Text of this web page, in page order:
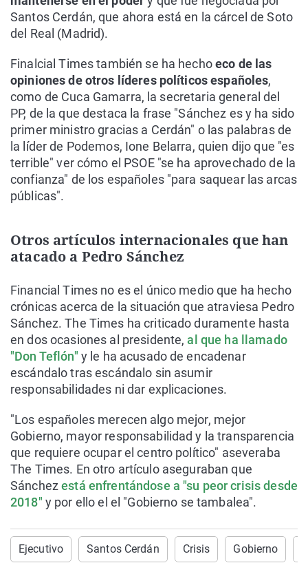
Santos Cerdán, que ahora está en la cárcel de Soto
del Real (Madrid).
Finalcial Times también se ha hechoeco de las
opiniones de otros líderes políticos españoles,
como de Cuca Gamarra, la secretaria general del
PP, de la que destaca la frase "Sánchez es y ha sido
primer ministro gracias a Cerdán" o las palabras de
la líder de Podemos, Ione Belarra, quien dijo que "es
terrible" ver cómo el PSOE "se ha aprovechado de la
confianza" de los españoles "para saquear las arcas
públicas".
Otros artículos internacionales que han
atacado a Pedro Sánchez
Financial Times no es el único medio que ha hecho
crónicas acerca de la situación que atraviesa Pedro
Sánchez. The Times ha criticado duramente hasta
en dos ocasiones al presidente,al que ha llamado
"Don Teflón" y le ha acusado de encadenar
escándalo tras escándalo sin asumir
responsabilidades ni dar explicaciones.
"Los españoles merecen algo mejor, mejor
Gobierno, mayor responsabilidad y la transparencia
que requiere ocupar el centro político" aseveraba
The Times. En otro artículo aseguraban que
Sánchezestá enfrentándose a "su peor crisis desde
2018" y por ello el el "Gobierno se tambalea".
Ejecutivo Santos Cerdán Crisis Gobierno